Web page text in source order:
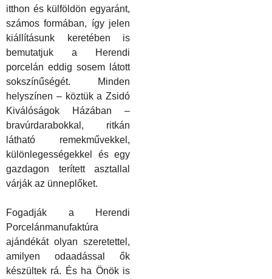
itthon és külföldön egyaránt,
számos formában, így jelen
kiállításunk keretében is
bemutatjuk a Herendi
porcelán eddig sosem látott
sokszínűségét. Minden
helyszínen – köztük a Zsidó
Kiválóságok Házában –
bravúrdarabokkal, ritkán
látható remekművekkel,
különlegességekkel és egy
gazdagon terített asztallal
várják az ünneplőket.
Fogadják a Herendi
Porcelánmanufaktúra
ajándékát olyan szeretettel,
amilyen odaadással ők
készültek rá. És ha Önökis